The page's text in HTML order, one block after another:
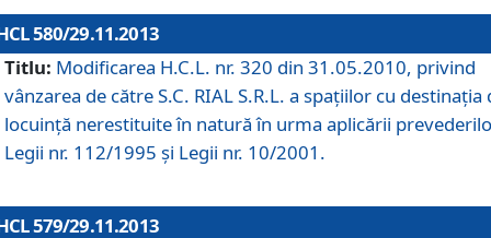
580/29.11.2013
Titlu: Modificarea H.C.L. nr. 320 din 31.05.2010, privind
vânzarea de către S.C. RIAL S.R.L. a spaţiilor cu destinaţia
locuinţă nerestituite în natură în urma aplicării
Legii nr. 112/1995 şi Legii nr. 10/2001.
579/29.11.2013